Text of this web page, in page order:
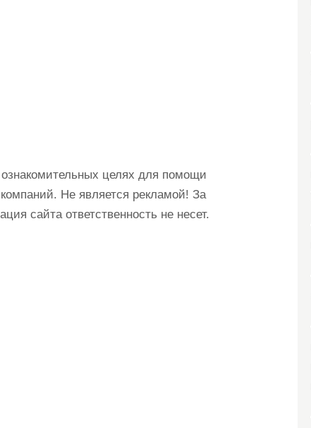
целях для помощи
Не является рекламой! За
сайта ответственность не несет.